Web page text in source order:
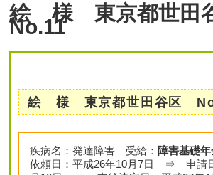
絵 様 東京都世田
No.11
絵 様 東京都世田谷区
疾病名：発達障害 受給： 障害基礎
依頼日：平成26年10月7日 ⇒ 申請